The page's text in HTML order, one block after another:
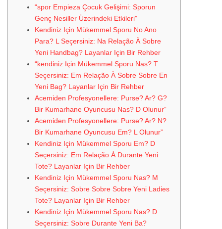
“spor Empieza Çocuk Gelişimi: Sporun
Genç Nesiller Üzerindeki Etkileri”
Kendiniz Için Mükemmel Sporu No Ano
Para? L Seçersiniz: Na Relação À Sobre
Yeni Handbag? Layanlar Için Bir Rehber
“kendiniz Için Mükemmel Sporu Nas? T
Seçersiniz: Em Relação À Sobre Sobre En
Yeni Bag? Layanlar Için Bir Rehber
Acemiden Profesyonellere: Purse? Ar? G?
Bir Kumarhane Oyuncusu Nas? D Olunur”
Acemiden Profesyonellere: Purse? Ar? N?
Bir Kumarhane Oyuncusu Em? L Olunur”
Kendiniz Için Mükemmel Sporu Em? D
Seçersiniz: Em Relação À Durante Yeni
Tote? Layanlar Için Bir Rehber
Kendiniz Için Mükemmel Sporu Nas? M
Seçersiniz: Sobre Sobre Sobre Yeni Ladies
Tote? Layanlar Için Bir Rehber
Kendiniz Için Mükemmel Sporu Nas? D
Seçersiniz: Sobre Durante Yeni Ba?